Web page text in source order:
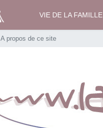
VIE DE LA FAMILLE
A propos de ce site